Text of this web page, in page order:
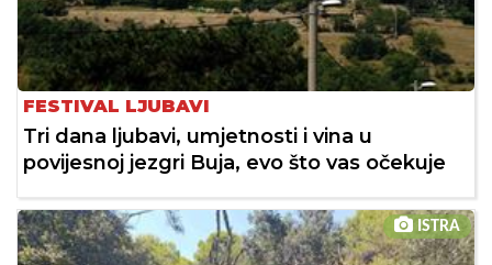
FESTIVAL LJUBAVI
Tri dana ljubavi, umjetnosti i vina u
povijesnoj jezgri Buja, evo što vas očekuje
ISTRA